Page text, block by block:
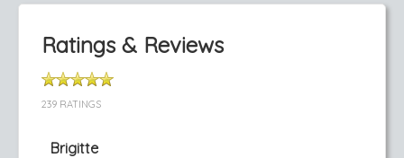
Ratings & Reviews
239 RATINGS
Brigitte